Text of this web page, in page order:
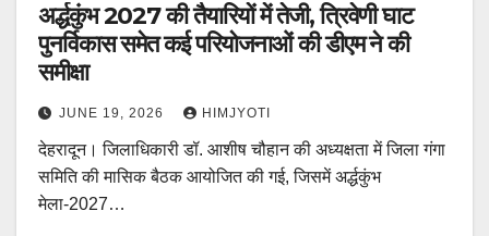
अर्द्धकुंभ 2027 की तैयारियों में तेजी, त्रिवेणी घाट
पुनर्विकास समेत कई परियोजनाओं की डीएम ने की
समीक्षा
JUNE 19, 2026 HIMJYOTI
देहरादून। जिलाधिकारी डॉ. आशीष चौहान की अध्यक्षता में जिला गंगा
समिति की मासिक बैठक आयोजित की गई, जिसमें अर्द्धकुंभ
मेला-2027…